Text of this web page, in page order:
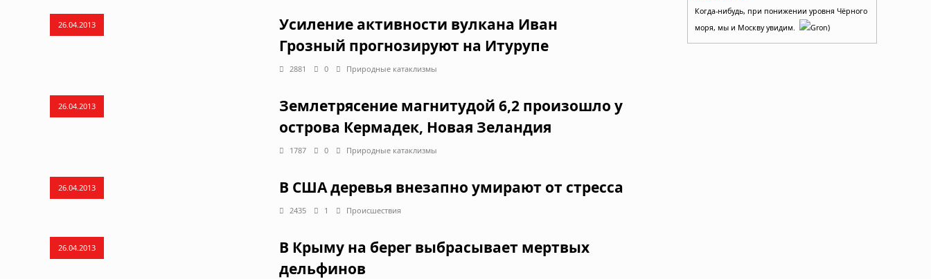
26.04.2013
Усиление активности вулкана Иван
Грозный прогнозируют на Итурупе
2881 0 Природные катаклизмы
26.04.2013
Землетрясение магнитудой 6,2 произошло у
острова Кермадек, Новая Зеландия
1787 0 Природные катаклизмы
26.04.2013 В США деревья внезапно умирают от стресса
2435 1 Происшествия
26.04.2013
В Крыму на берег выбрасывает мертвых
дельфинов
Когда-нибудь, при понижении уровня Чёрного
моря, мы и Москву увидим.
Gron)